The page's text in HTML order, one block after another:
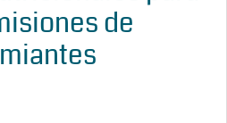
de